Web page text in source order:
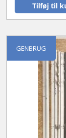
Tilføj til
GENBRUG